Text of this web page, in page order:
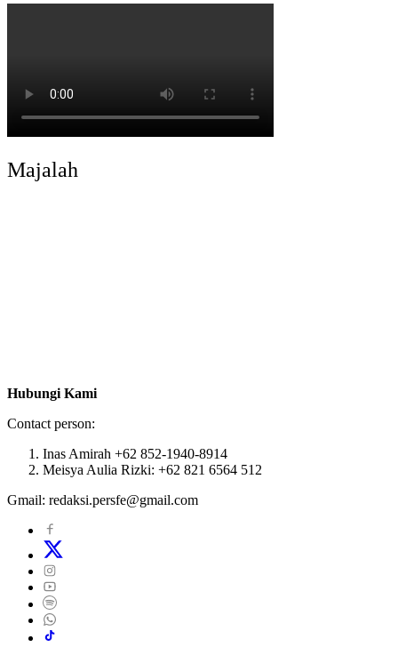
Majalah
Hubungi Kami
Contact person:
Inas Amirah +62 852-1940-8914
Meisya Aulia Rizki: +62 821 6564 512
Gmail: redaksi.persfe@gmail.com